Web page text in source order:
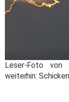
Leser-Foto von
weiterhin: